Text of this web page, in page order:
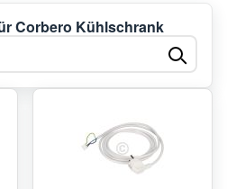
Corbero Kühlschrank